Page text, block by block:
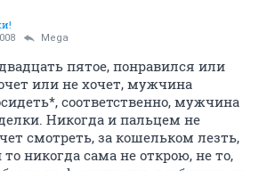
Mega
пятое, понравился или
или не хочет, мужчина
соответственно, мужчина
Никогда и пальцем не
смотреть, за кошельком лезть,
никогда сама не открою, не то,